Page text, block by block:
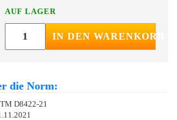
AUF LAGER
IN DEN WARENKORB
die Norm:
D8422-21